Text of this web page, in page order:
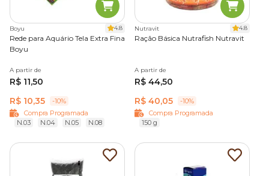
Boyu 4.8
Rede para Aquário Tela Extra Fina
Boyu
A partir de
R$ 11,50
R$ 10,35
-10%
Compra Programada
N.03
N.04 N.05 N.08
Nutravit 4.8
Ração Básica Nutrafish Nutravit
A partir de
R$ 44,50
R$ 40,05
-10%
Compra Programada
150 g